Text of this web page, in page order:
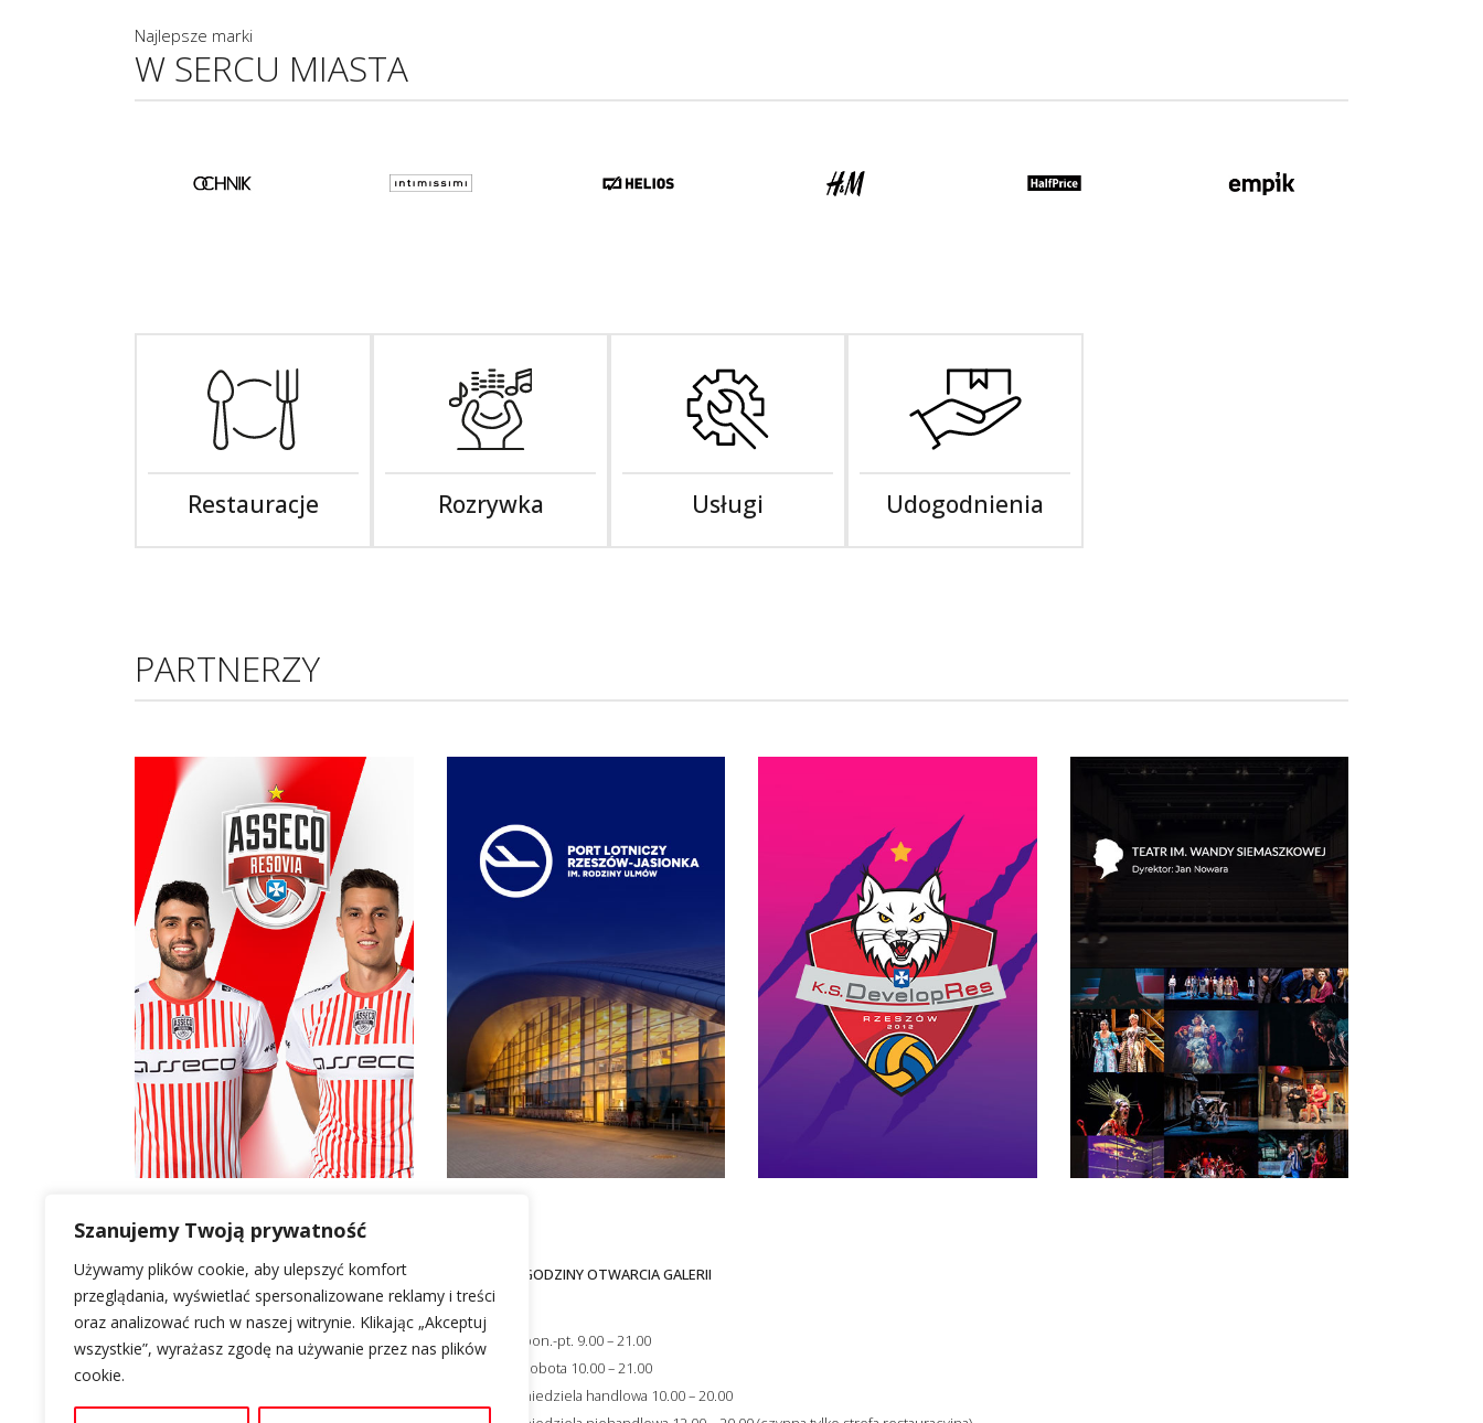
Szanujemy Twoją prywatność
Używamy plików cookie, aby ulepszyć komfort
przeglądania, wyświetlać spersonalizowane reklamy i treści
oraz analizować ruch w naszej witrynie. Klikając „Akceptuj
wszystkie”, wyrażasz zgodę na używanie przez nas plików
cookie.
Najlepsze marki
W SERCU MIASTA
Restauracje Rozrywka Usługi Udogodnienia
PARTNERZY
LOKALIZACJA
Al. Piłsudskiego 44
35-001 Rzeszów
O GALERII RZESZÓW
Informacje
INFORMACJE
Polityka cookies
GODZINY OTWARCIA GALERII
pon.-pt. 9.00 – 21.00
sobota 10.00 – 21.00
niedziela handlowa 10.00 – 20.00